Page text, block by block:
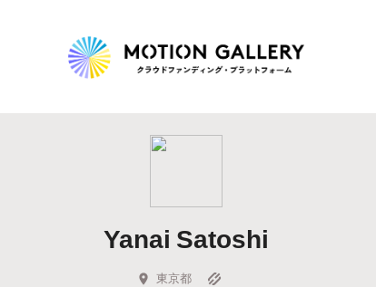
Highlight
Feature
キュレーターから探す
Yanai Satoshi
東京都